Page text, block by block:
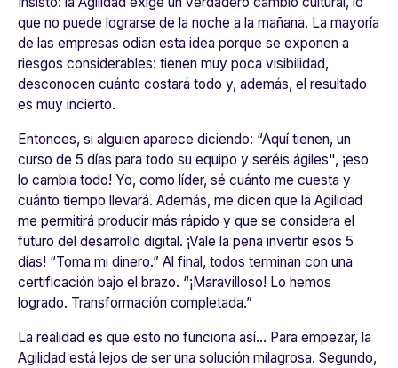
que no puede lograrse de la noche a la mañana. La mayoría
de las empresas odian esta idea porque se exponen a
riesgos considerables: tienen muy poca visibilidad,
desconocen cuánto costará todo y, además, el resultado
es muy incierto.
Entonces, si alguien aparece diciendo: “Aquí tienen, un
curso de 5 días para todo su equipo y seréis ágiles", ¡eso
lo cambia todo! Yo, como líder, sé cuánto me cuesta y
cuánto tiempo llevará. Además, me dicen que la Agilidad
me permitirá producir más rápido y que se considera el
futuro del desarrollo digital. ¡Vale la pena invertir esos 5
días! “Toma mi dinero.” Al final, todos terminan con una
certificación bajo el brazo. “¡Maravilloso! Lo hemos
logrado. Transformación completada.”
La realidad es que esto no funciona así… Para empezar, la
Agilidad está lejos de ser una solución milagrosa. Segundo,